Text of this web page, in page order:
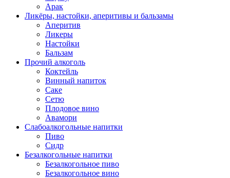
Арак
Ликёры, настойки, аперитивы и бальзамы
Аперитив
Ликеры
Настойки
Бальзам
Прочий алкоголь
Коктейль
Винный напиток
Саке
Сетю
Плодовое вино
Авамори
Слабоалкогольные напитки
Пиво
Сидр
Безалкогольные напитки
Безалкогольное пиво
Безалкогольное вино